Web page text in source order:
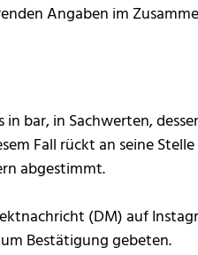
Angaben im
in bar, in Sachwerten,
Fall rückt an seine
abgestimmt.
(DM) auf
Bestätigung gebeten.